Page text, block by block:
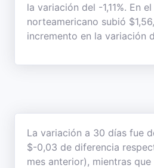
la variación del -1,11%. En
norteamericano subió
incremento en la variación
La variación a 30 días fue
$-0,03 de diferencia
mes anterior), mientras